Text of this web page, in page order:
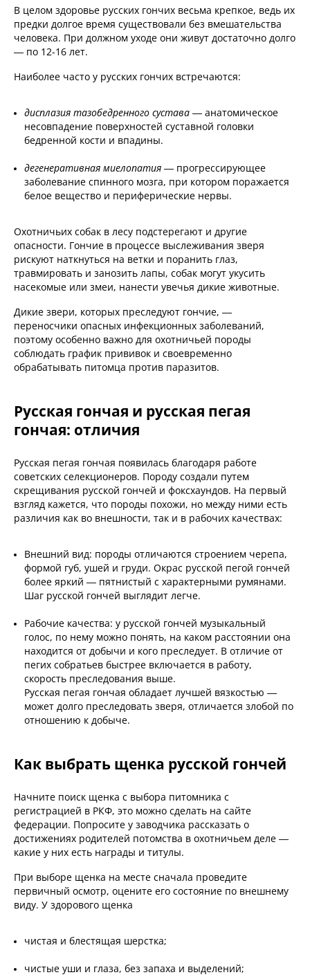
В целом здоровье русских гончих весьма крепкое, ведь их
предки долгое время существовали без вмешательства
человека. При должном уходе они живут достаточно долго
— по 12-16 лет.
Наиболее часто у русских гончих встречаются:
дисплазия тазобедренного сустава — анатомическое
несовпадение поверхностей суставной головки
бедренной кости и впадины.
дегенеративная миелопатия — прогрессирующее
заболевание спинного мозга, при котором поражается
белое вещество и периферические нервы.
Охотничьих собак в лесу подстерегают и другие
опасности. Гончие в процессе выслеживания зверя
рискуют наткнуться на ветки и поранить глаз,
травмировать и занозить лапы, собак могут укусить
насекомые или змеи, нанести увечья дикие животные.
Дикие звери, которых преследуют гончие, —
переносчики опасных инфекционных заболеваний,
поэтому особенно важно для охотничьей породы
соблюдать график прививок и своевременно
обрабатывать питомца против паразитов.
Русская гончая и русская пегая
гончая: отличия
Русская пегая гончая появилась благодаря работе
советских селекционеров. Породу создали путем
скрещивания русской гончей и фоксхаундов. На первый
взгляд кажется, что породы похожи, но между ними есть
различия как во внешности, так и в рабочих качествах:
Внешний вид: породы отличаются строением черепа,
формой губ, ушей и груди. Окрас русской пегой гончей
более яркий — пятнистый с характерными румянами.
Шаг русской гончей выглядит легче.
Рабочие качества: у русской гончей музыкальный
голос, по нему можно понять, на каком расстоянии она
находится от добычи и кого преследует. В отличие от
пегих собратьев быстрее включается в работу,
скорость преследования выше.
Русская пегая гончая обладает лучшей вязкостью —
может долго преследовать зверя, отличается злобой по
отношению к добыче.
Как выбрать щенка русской гончей
Начните поиск щенка с выбора питомника с
регистрацией в РКФ, это можно сделать на сайте
федерации. Попросите у заводчика рассказать о
достижениях родителей потомства в охотничьем деле —
какие у них есть награды и титулы.
При выборе щенка на месте сначала проведите
первичный осмотр, оцените его состояние по внешнему
виду. У здорового щенка
чистая и блестящая шерстка;
чистые уши и глаза, без запаха и выделений;